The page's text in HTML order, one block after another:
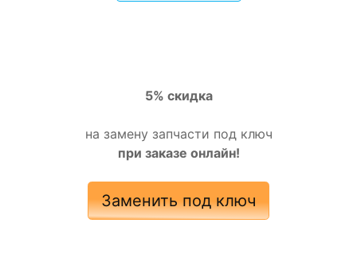
5% скидка
на замену запчасти под ключ
при заказе онлайн!
Заменить под ключ